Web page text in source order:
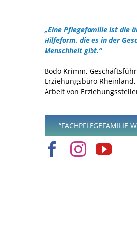
„Eine Pflegefamilie ist die
Hilfeform, die es in der
Menschheit gibt.“
Bodo Krimm,
Erziehungsbüro
Arbeit von
“FACHPFLEGEFAMILIE